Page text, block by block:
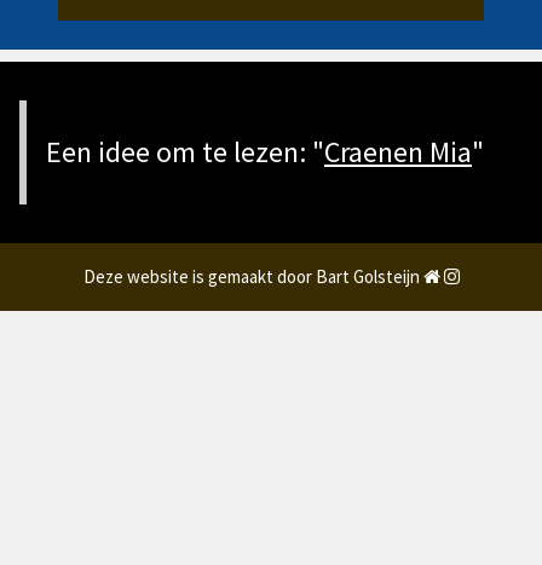
Een idee om te lezen: "Craenen Mia"
Deze website is gemaakt door Bart Golsteijn